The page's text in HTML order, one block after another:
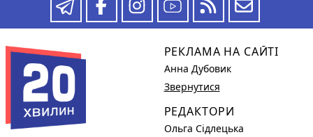
РЕКЛАМА НА САЙТІ
Анна Дубовик
Звернутися
РЕДАКТОРИ
Ольга Сідлецька